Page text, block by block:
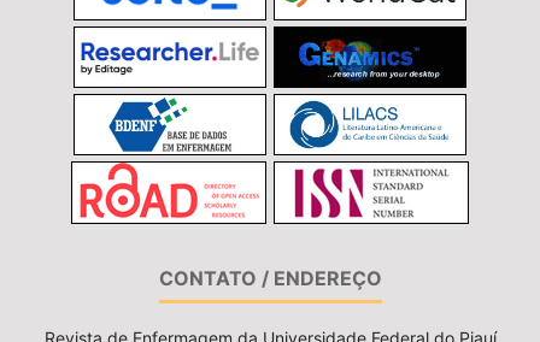
CONTATO / ENDEREÇO
Revista de Enfermagem da Universidade Federal do Piauí